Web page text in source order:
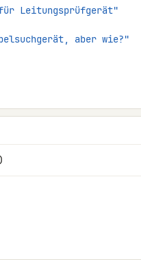
Leitungsprüfgerät"
aber wie?"